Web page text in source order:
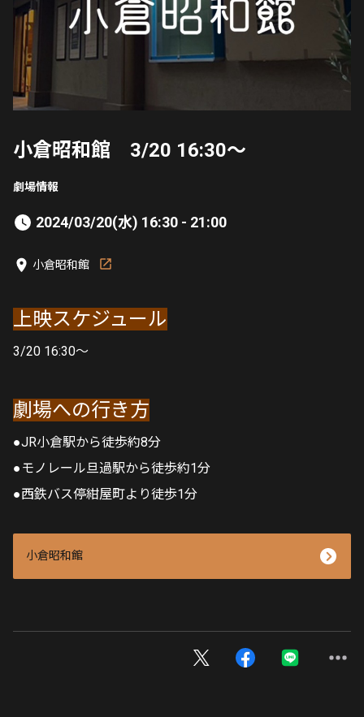
小倉昭和館 3/20 16:30〜
劇場情報
2024/03/20(水) 16:30 - 21:00
小倉昭和館
上映スケジュール
3/20 16:30〜
劇場への行き方
●JR小倉駅から徒歩約8分
● モノレール旦過駅から徒歩約1分
●西鉄バス停紺屋町より徒歩1分
小倉昭和館